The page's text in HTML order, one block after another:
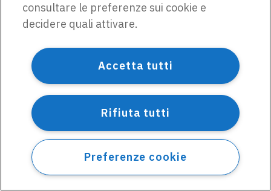
consultare le preferenze sui cookie e
decidere quali attivare.
Accetta tutti
Rifiuta tutti
Preferenze cookie